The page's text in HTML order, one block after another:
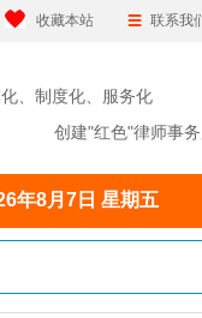
收藏本站 联系我
、制度化、服务化
"律师事务
年8月7日 星期五